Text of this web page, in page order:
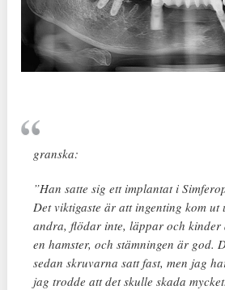
granska:
”Han satte sig ett implantat i
Det viktigaste är att ingenting kom ut
andra, flödar inte, läppar och kinder
en hamster, och stämningen är god.
sedan skruvarna satt fast, men jag
jag trodde att det skulle skada